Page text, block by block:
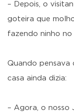
– Depois, o
goteira que
fazendo ninho no
Quando pensava
casa ainda dizia:
– Agora, o nosso